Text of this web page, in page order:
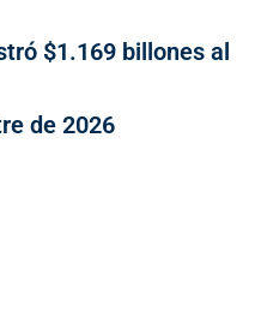
$1.169 billones al
de 2026